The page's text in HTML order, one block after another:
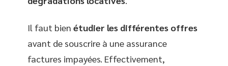
Il faut bien étudier les différentes offres
avant de souscrire à une assurance
factures impayées. Effectivement,